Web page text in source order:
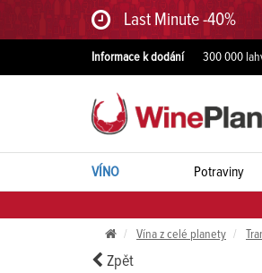
Last Minute -40%
Informace k dodání 300 000
VÍNO Potraviny
Vína z celé planety
Zpět